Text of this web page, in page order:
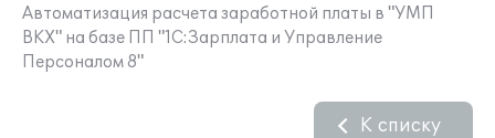
Автоматизация расчета заработной платы в "УМП
ВКХ" на базе ПП "1С:Зарплата и Управление
Персоналом 8"
К списку